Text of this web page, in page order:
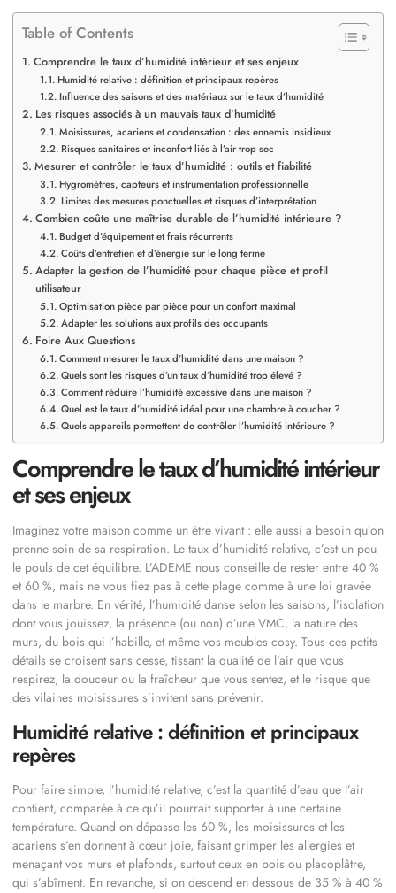
Table of Contents
Comprendre le taux d’humidité intérieur et ses enjeux
Humidité relative : définition et principaux repères
Influence des saisons et des matériaux sur le taux d’humidité
Les risques associés à un mauvais taux d’humidité
Moisissures, acariens et condensation : des ennemis insidieux
Risques sanitaires et inconfort liés à l’air trop sec
Mesurer et contrôler le taux d’humidité : outils et fiabilité
Hygromètres, capteurs et instrumentation professionnelle
Limites des mesures ponctuelles et risques d’interprétation
Combien coûte une maîtrise durable de l’humidité intérieure ?
Budget d’équipement et frais récurrents
Coûts d’entretien et d’énergie sur le long terme
Adapter la gestion de l’humidité pour chaque pièce et profil
utilisateur
Optimisation pièce par pièce pour un confort maximal
Adapter les solutions aux profils des occupants
Foire Aux Questions
Comment mesurer le taux d’humidité dans une maison ?
Quels sont les risques d’un taux d’humidité trop élevé ?
Comment réduire l’humidité excessive dans une maison ?
Quel est le taux d’humidité idéal pour une chambre à coucher ?
Quels appareils permettent de contrôler l’humidité intérieure ?
Comprendre le taux d’humidité intérieur
et ses enjeux
Imaginez votre maison comme un être vivant : elle aussi a besoin qu’on
prenne soin de sa respiration. Le taux d’humidité relative, c’est un peu
le pouls de cet équilibre. L’ADEME nous conseille de rester entre 40 %
et 60 %, mais ne vous fiez pas à cette plage comme à une loi gravée
dans le marbre. En vérité, l’humidité danse selon les saisons, l’isolation
dont vous jouissez, la présence (ou non) d’une VMC, la nature des
murs, du bois qui l’habille, et même vos meubles cosy. Tous ces petits
détails se croisent sans cesse, tissant la qualité de l’air que vous
respirez, la douceur ou la fraîcheur que vous sentez, et le risque que
des vilaines moisissures s’invitent sans prévenir.
Humidité relative : définition et principaux
repères
Pour faire simple, l’humidité relative, c’est la quantité d’eau que l’air
contient, comparée à ce qu’il pourrait supporter à une certaine
température. Quand on dépasse les 60 %, les moisissures et les
acariens s’en donnent à cœur joie, faisant grimper les allergies et
menaçant vos murs et plafonds, surtout ceux en bois ou placoplâtre,
qui s’abîment. En revanche, si on descend en dessous de 35 % à 40 %